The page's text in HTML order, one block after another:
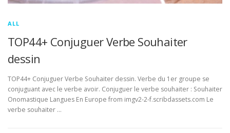
ALL
TOP44+ Conjuguer Verbe Souhaiter
dessin
TOP44+ Conjuguer Verbe Souhaiter dessin. Verbe du 1er groupe se
conjuguant avec le verbe avoir. Conjuguer le verbe souhaiter : Souhaiter
Onomastique Langues En Europe from imgv2-2-f.scribdassets.com Le
verbe souhaiter …